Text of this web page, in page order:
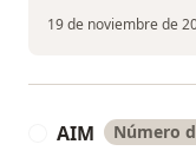
19 de noviembre de
AIM Número